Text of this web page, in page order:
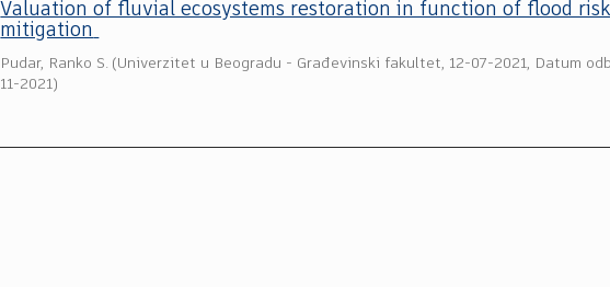
Valuation of fluvial ecosystems restoration in function of flood risk
mitigation
Pudar, Ranko S. (Univerzitet u Beogradu - Građevinski fakultet, 12-07-2021, Datum
11-2021)